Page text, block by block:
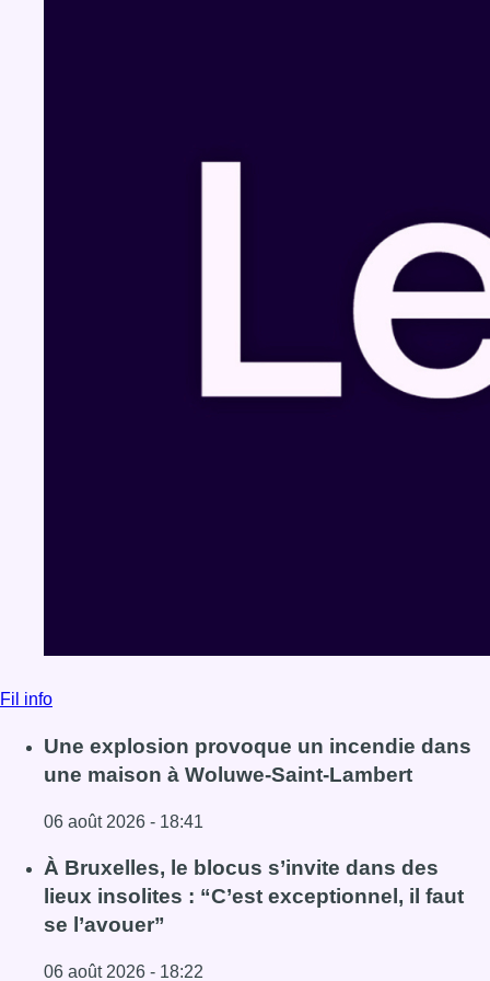
Fil info
Une explosion provoque un incendie dans
une maison à Woluwe-Saint-Lambert
06 août 2026 - 18:41
Lire l'article Une explosion provoque un incendie dans
À Bruxelles, le blocus s’invite dans des
lieux insolites : “C’est exceptionnel, il faut
se l’avouer”
06 août 2026 - 18:22